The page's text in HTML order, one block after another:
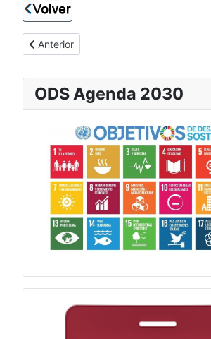
ODS Agenda 2030
Artículo anterior: Desarrollo y diseño web
Anterior